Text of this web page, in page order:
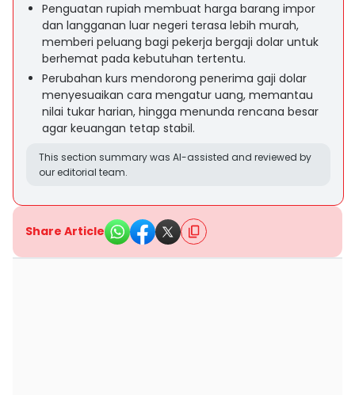
Penguatan rupiah membuat harga barang impor
dan langganan luar negeri terasa lebih murah,
memberi peluang bagi pekerja bergaji dolar untuk
berhemat pada kebutuhan tertentu.
Perubahan kurs mendorong penerima gaji dolar
menyesuaikan cara mengatur uang, memantau
nilai tukar harian, hingga menunda rencana besar
agar keuangan tetap stabil.
This section summary was AI-assisted and reviewed by
our editorial team.
Share Article